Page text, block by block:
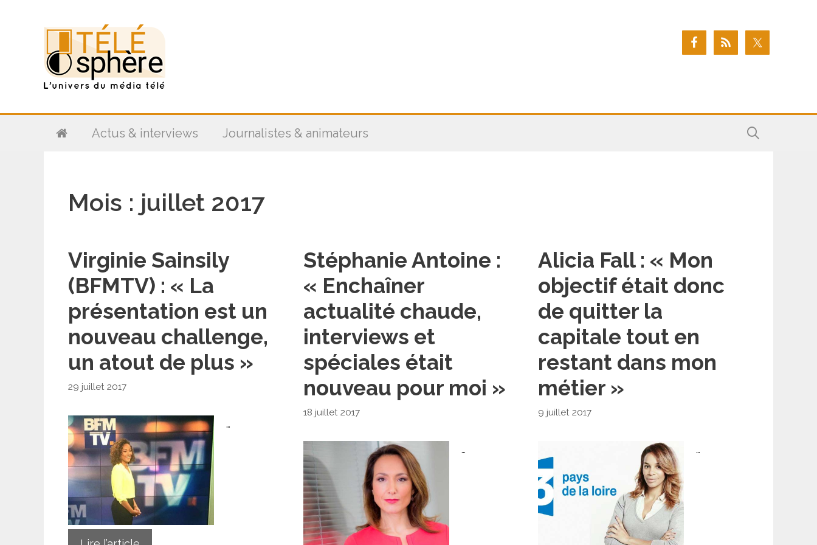
Actus & interviews Journalistes & animateurs
Mois : juillet 2017
Virginie Sainsily
(BFMTV) : « La
présentation est un
nouveau challenge,
un atout de plus »
29 juillet 2017
…
Stéphanie Antoine :
« Enchaîner
actualité chaude,
interviews et
spéciales était
nouveau pour moi »
18 juillet 2017
…
Alicia Fall : « Mon
objectif était donc
de quitter la
capitale tout en
restant dans mon
métier »
9 juillet 2017
…